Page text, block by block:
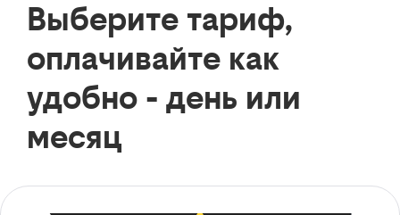
Выберите тариф,
оплачивайте как
удобно - день или
месяц